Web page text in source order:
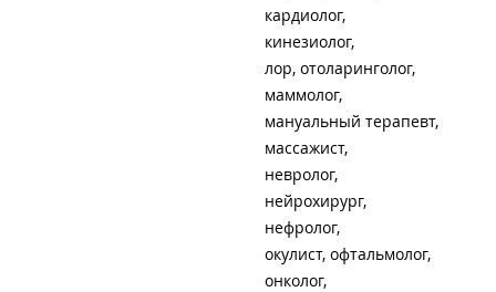
кардиолог
кинезиолог
лор, отоларинголог
маммолог
мануальный терапевт
массажист
невролог
нейрохирург
нефролог
окулист, офтальмолог
онколог